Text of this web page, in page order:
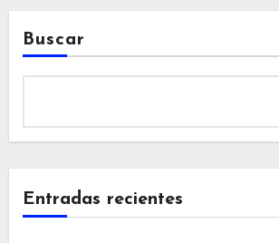
Buscar
Entradas recientes